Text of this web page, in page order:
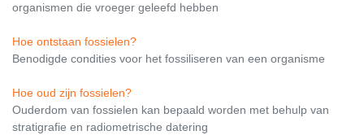
organismen die vroeger geleefd hebben
Hoe ontstaan fossielen?
Benodigde condities voor het fossiliseren van een organisme
Hoe oud zijn fossielen?
Ouderdom van fossielen kan bepaald worden met behulp van
stratigrafie en radiometrische datering